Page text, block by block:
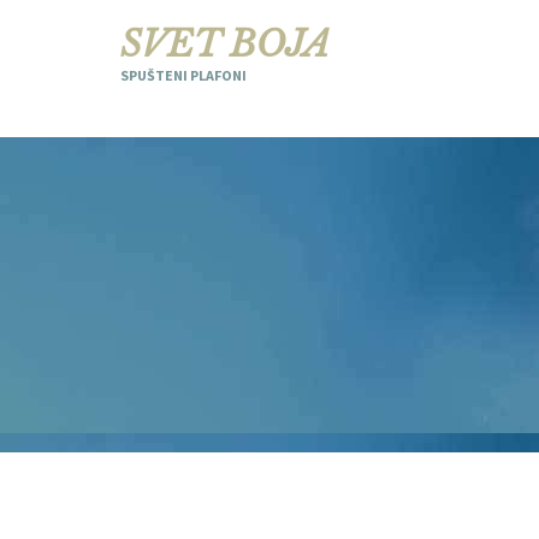
SVET BOJA
SPUŠTENI PLAFONI